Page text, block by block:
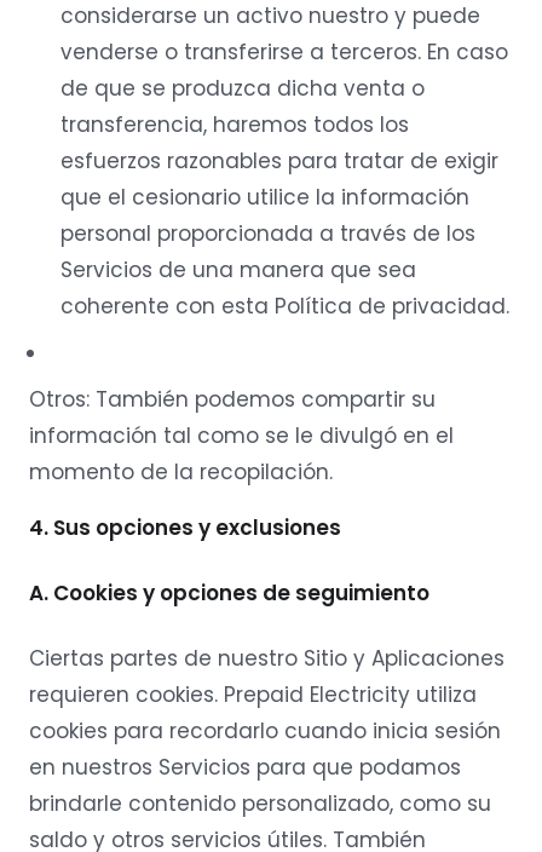
considerarse un activo nuestro y puede
venderse o transferirse a terceros. En caso
de que se produzca dicha venta o
transferencia, haremos todos los
esfuerzos razonables para tratar de exigir
que el cesionario utilice la información
personal proporcionada a través de los
Servicios de una manera que sea
coherente con esta Política de privacidad.
Otros: También podemos compartir su
información tal como se le divulgó en el
momento de la recopilación.
4. Sus opciones y exclusiones
A. Cookies y opciones de seguimiento
Ciertas partes de nuestro Sitio y Aplicaciones
requieren cookies. Prepaid Electricity utiliza
cookies para recordarlo cuando inicia sesión
en nuestros Servicios para que podamos
brindarle contenido personalizado, como su
saldo y otros servicios útiles. También